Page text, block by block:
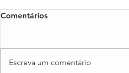
Comentários
Escreva um comentário